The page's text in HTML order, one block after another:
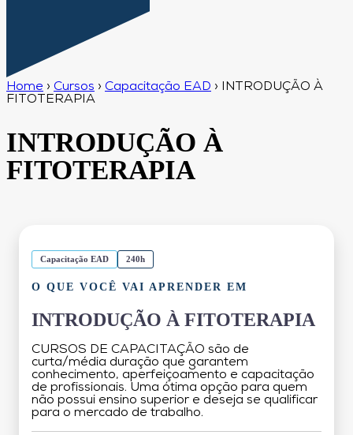
Home › Cursos › Capacitação EAD ›
INTRODUÇÃO À
FITOTERAPIA
INTRODUÇÃO À
FITOTERAPIA
Capacitação EAD 240h
O QUE VOCÊ VAI APRENDER EM
INTRODUÇÃO À FITOTERAPIA
CURSOS DE CAPACITAÇÃO são de
curta/média duração que garantem
conhecimento, aperfeiçoamento e capacitação
de profissionais. Uma ótima opção para quem
não possui ensino superior e deseja se qualificar
para o mercado de trabalho.